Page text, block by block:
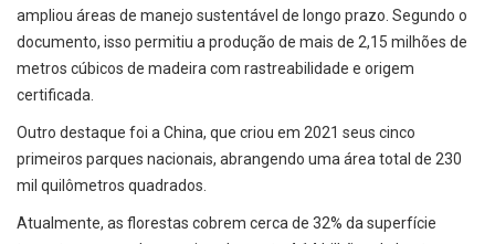
ampliou áreas de manejo sustentável de longo prazo. Segundo o
documento, isso permitiu a produção de mais de 2,15 milhões de
metros cúbicos de madeira com rastreabilidade e origem
certificada.
Outro destaque foi a China, que criou em 2021 seus cinco
primeiros parques nacionais, abrangendo uma área total de 230
mil quilômetros quadrados.
Atualmente, as florestas cobrem cerca de 32% da superfície